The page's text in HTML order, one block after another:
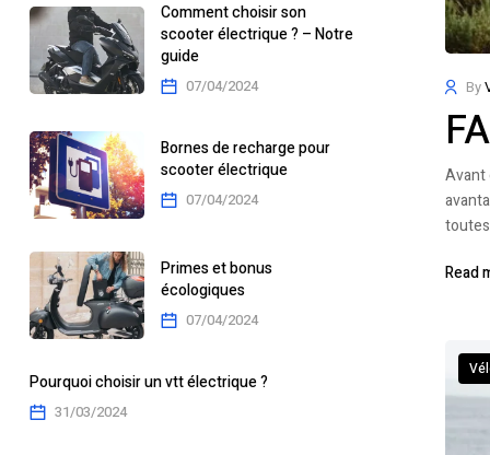
By
Avant
Read
Comment choisir son
scooter électrique ? – Notre
guide
07/04/2024
Bornes de recharge pour
scooter électrique
07/04/2024
Primes et bonus
écologiques
07/04/2024
Pourquoi choisir un vtt électrique ?
31/03/2024